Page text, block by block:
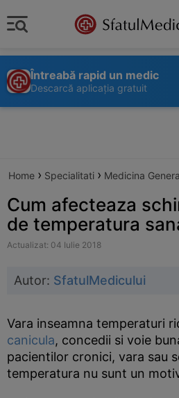
Întreabă rapid un medic
Descarcă aplicația gratuit
Home › Specialitati › Medicina
Cum afecteaza
de temperatura
Actualizat: 04 Iulie 2018
Autor: SfatulMedicului
Vara inseamna temperaturi
canicula, concedii si voie
pacientilor cronici, vara sau
temperatura nu sunt un